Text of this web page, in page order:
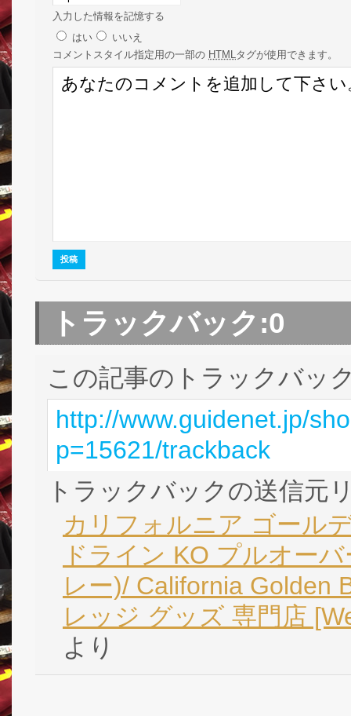
入力した情報を記憶する
はい
いいえ
コメント スタイル指定用の一部の HTMLタグが使用できます。
トラックバック:0
この記事のトラックバッ
http://www.guidenet.jp/
p=15621/trackback
トラックバックの送信元
カリフォルニア ゴール
ドライン KO プルオー
レー)/ California Golden
レッジ グッズ 専門店
より